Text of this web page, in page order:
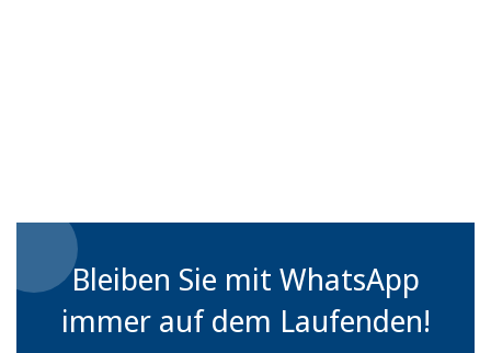
Bleiben Sie mit WhatsApp
immer auf dem Laufenden!